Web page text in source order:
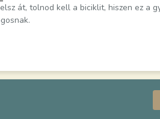
át, tolnod kell a biciklit, hiszen ez a